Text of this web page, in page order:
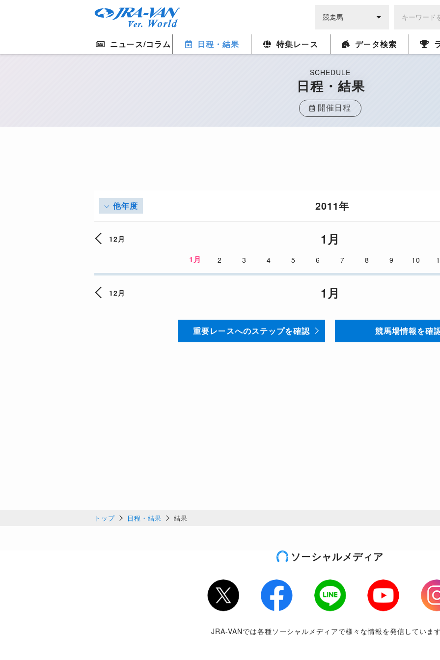
ニュース/コラム 日程・結果 特集レース データ検索
SCHEDULE
日程・結果
開催日程
他年度 2011年
12月 1月
1月 2 3 4 5 6 7 8 9 10
12月 1月
重要レースへのステップを確認 競馬場情報を確
トップ 日程・結果 結果
ソーシャルメディア
Twitter LINE Youtube
JRA-VANでは各種ソーシャルメディアで様々な情報を発信しています